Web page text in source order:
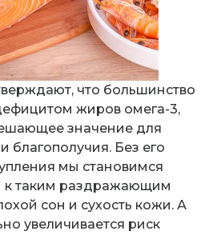
что большинство
жиров омега-3,
значение для
благополучия. Без его
мы становимся
к таким раздражающим
сон и сухость кожи. А
увеличивается риск